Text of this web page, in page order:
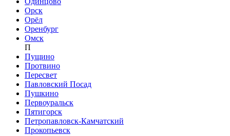
Орск
Орёл
Оренбург
Омск
П
Пущино
Протвино
Пересвет
Павловский Посад
Пушкино
Первоуральск
Пятигорск
Петропавловск-Камчатский
Прокопьевск